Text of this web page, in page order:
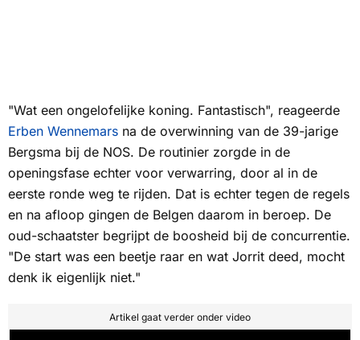
"Wat een ongelofelijke koning. Fantastisch", reageerde
Erben Wennemars na de overwinning van de 39-jarige
Bergsma bij de NOS. De routinier zorgde in de
openingsfase echter voor verwarring, door al in de
eerste ronde weg te rijden. Dat is echter tegen de regels
en na afloop gingen de Belgen daarom in beroep. De
oud-schaatster begrijpt de boosheid bij de concurrentie.
"De start was een beetje raar en wat Jorrit deed, mocht
denk ik eigenlijk niet."
Artikel gaat verder onder video